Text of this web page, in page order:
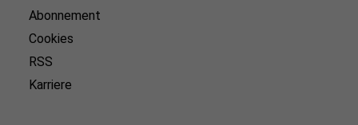
Abonnement
Cookies
RSS
Karriere